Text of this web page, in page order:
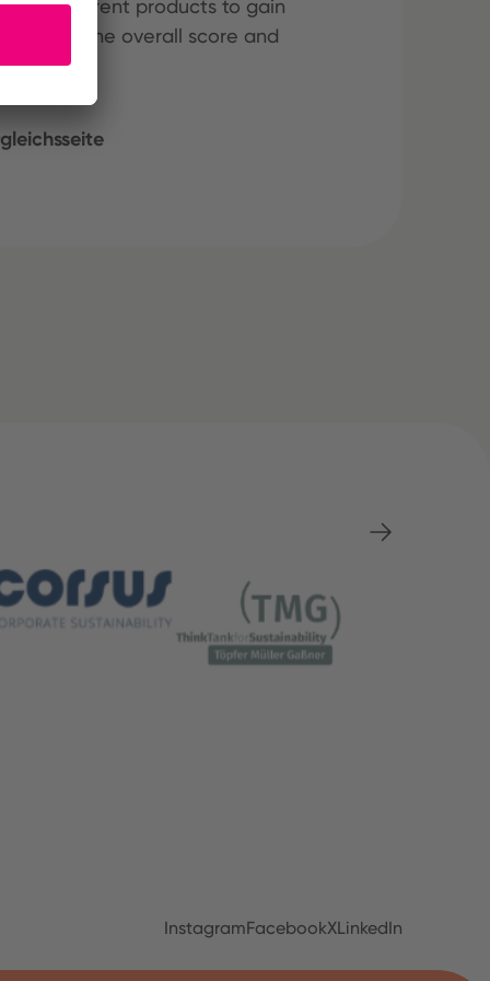
different products to gain
both the overall score and
InstagramFacebookXLinkedIn